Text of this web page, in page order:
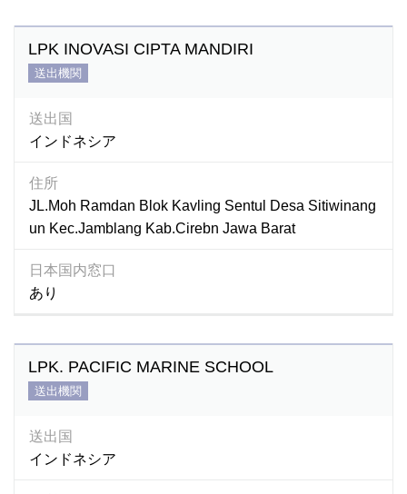
LPK INOVASI CIPTA MANDIRI
送出機関
送出国
インドネシア
住所
JL.Moh Ramdan Blok Kavling Sentul Desa Sitiwinang
un Kec.Jamblang Kab.Cirebn Jawa Barat
日本国内窓口
あり
LPK. PACIFIC MARINE SCHOOL
送出機関
送出国
インドネシア